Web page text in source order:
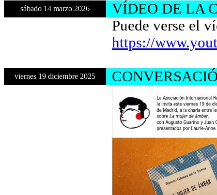
sábado 14 marzo 2026
VÍDEO DE LA
Puede verse el
https://
viernes 19 diciembre 2025